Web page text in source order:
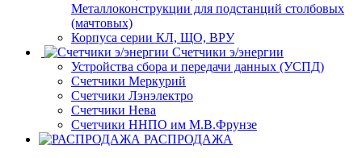
Металлоконструкции для подстанций столбовых
(мачтовых)
Корпуса серии КЛ, ЩО, ВРУ
Счетчики э/энергии
Устройства сбора и передачи данных (УСПД)
Счетчики Меркурий
Счетчики Лэнэлектро
Счетчики Нева
Счетчики ННПО им М.В.Фрунзе
РАСПРОДАЖА